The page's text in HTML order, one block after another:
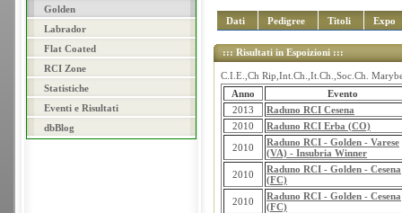
Golden
Labrador
Flat Coated
RCI Zone
Statistiche
Eventi e Risultati
dbBlog
Dati Pedigree Titoli Expo
::: Risultati in Espoizioni :::
C.I.E.,Ch Rip,Int.Ch.,It.Ch.,Soc.Ch.
Anno
Evento
2013
Raduno RCI Cesena
2010
Raduno RCI Erba (CO)
2010
Raduno RCI - Golden - Varese
(VA) - Insubria Winner
2010
Raduno RCI - Golden - Cesena
(FC)
2010
Raduno RCI - Golden - Cesena
(FC)